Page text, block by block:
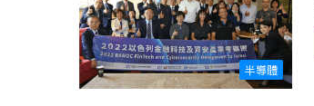
半導體